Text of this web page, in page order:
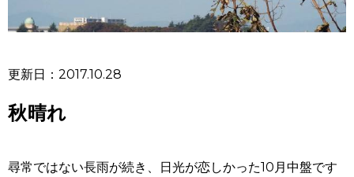
更新日：2017.10.28
秋晴れ
尋常ではない長雨が続き、日光が恋しかった10月中盤です